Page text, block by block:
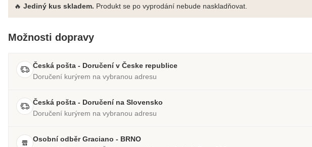
🔥 Jediný kus skladem. Produkt se po vyprodání nebude naskladňovat.
Možnosti dopravy
Česká pošta - Doručení v Česke republice
Doručení kurýrem na vybranou adresu
Česká pošta - Doručení na Slovensko
Doručení kurýrem na vybranou adresu
Osobní odběr Graciano - BRNO